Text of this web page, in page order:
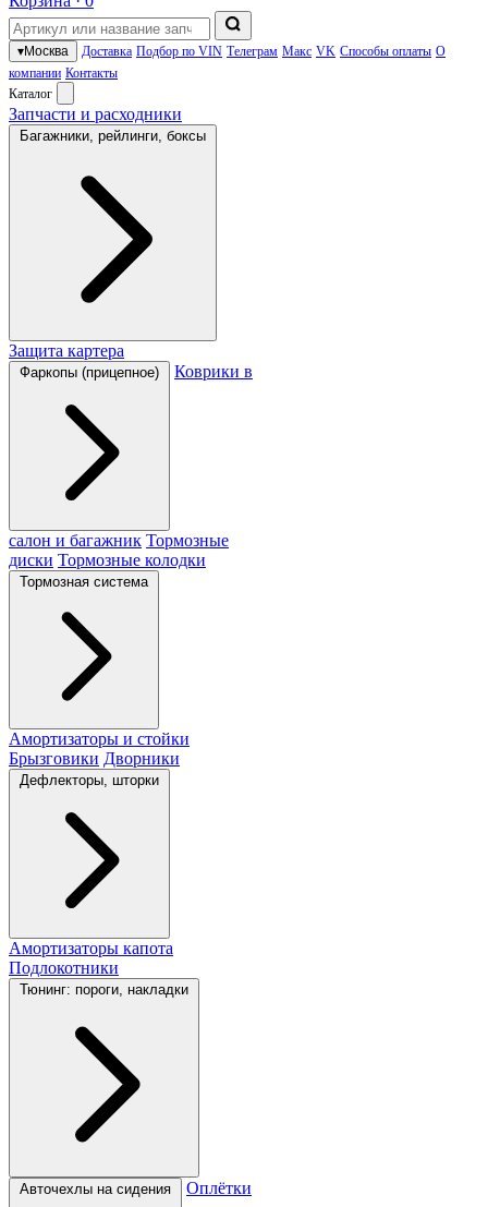
▾Москва Доставка Подбор по VIN Телеграм Макс VK Способы оплаты О
компании Контакты
Каталог
Запчасти и расходники
Багажники, рейлинги, боксы
Защита картера
Фаркопы (прицепное) Коврики в
салон и багажник Тормозные
диски Тормозные колодки
Тормозная система
Амортизаторы и стойки
Брызговики Дворники
Дефлекторы, шторки
Амортизаторы капота
Подлокотники
Тюнинг: пороги, накладки
Авточехлы на сидения Оплётки